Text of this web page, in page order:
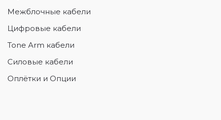
Межблочные кабели
Цифровые кабели
Tone Arm кабели
Силовые кабели
Оплётки и Опции